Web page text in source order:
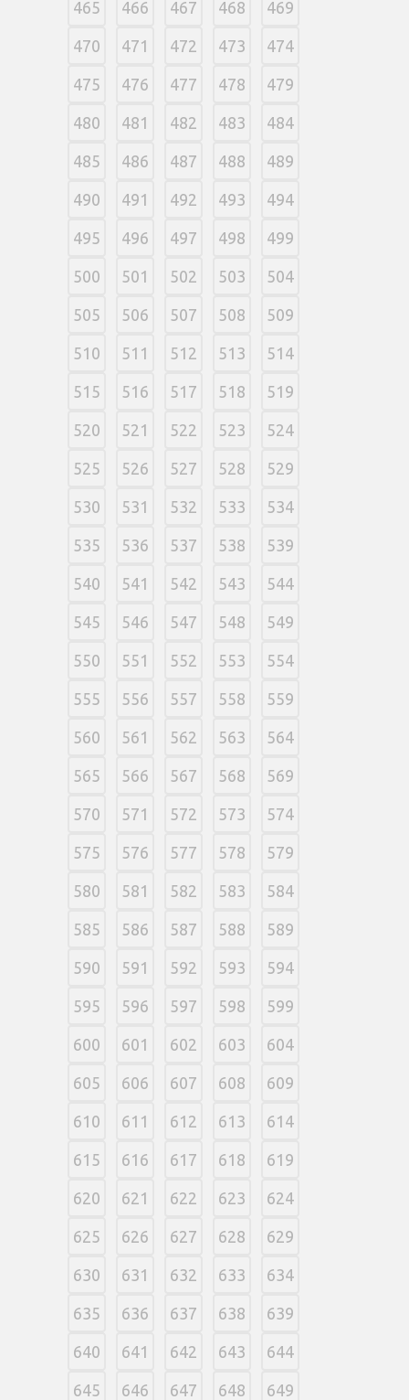
465 466 467 468 469
470 471 472 473 474
475 476 477 478 479
480 481 482 483 484
485 486 487 488 489
490 491 492 493 494
495 496 497 498 499
500 501 502 503 504
505 506 507 508 509
510 511 512 513 514
515 516 517 518 519
520 521 522 523 524
525 526 527 528 529
530 531 532 533 534
535 536 537 538 539
540 541 542 543 544
545 546 547 548 549
550 551 552 553 554
555 556 557 558 559
560 561 562 563 564
565 566 567 568 569
570 571 572 573 574
575 576 577 578 579
580 581 582 583 584
585 586 587 588 589
590 591 592 593 594
595 596 597 598 599
600 601 602 603 604
605 606 607 608 609
610 611 612 613 614
615 616 617 618 619
620 621 622 623 624
625 626 627 628 629
630 631 632 633 634
635 636 637 638 639
640 641 642 643 644
645 646 647 648 649